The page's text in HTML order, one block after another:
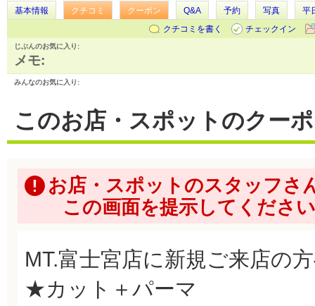
基本情報 クチコミ クーポン Q&A 予約 写真
平
クチコミを書く
チェックイン
じぶんのお気に入り:
メモ:
みんなのお気に入り:
このお店・スポットのクー
お店・スポットのスタッフさ
この画面を提示してください
MT.富士宮店に新規ご来店の
★カット＋パーマ